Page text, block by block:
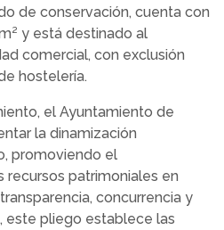
de conservación, cuenta con
y está destinado al
comercial, con exclusión
hostelería.
el Ayuntamiento de
la dinamización
promoviendo el
patrimoniales en
concurrencia y
pliego establece las